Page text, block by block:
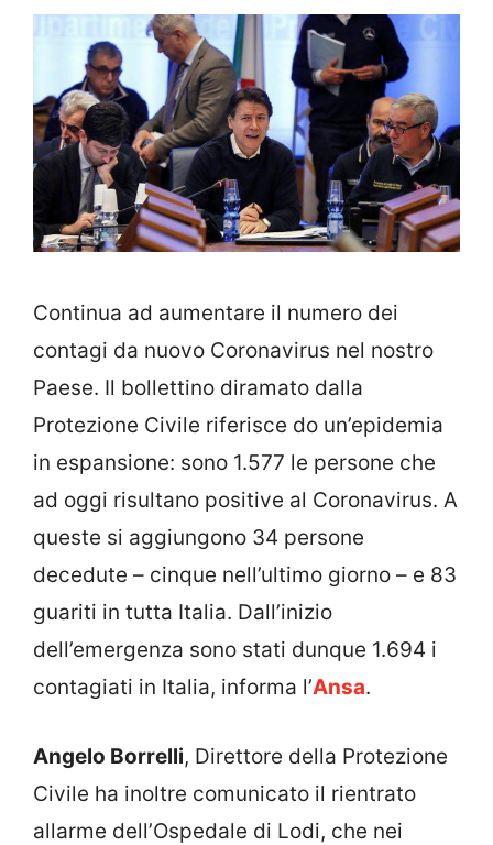
Continua ad aumentare il numero dei
contagi da nuovo Coronavirus nel nostro
Paese. Il bollettino diramato dalla
Protezione Civile riferisce do un’epidemia
in espansione: sono 1.577 le persone che
ad oggi risultano positive al Coronavirus. A
queste si aggiungono 34 persone
decedute – cinque nell’ultimo giorno – e 83
guariti in tutta Italia. Dall’inizio
dell’emergenza sono stati dunque 1.694 i
contagiati in Italia, informa l’Ansa.
Angelo Borrelli, Direttore della Protezione
Civile ha inoltre comunicato il rientrato
allarme dell’Ospedale di Lodi, che nei